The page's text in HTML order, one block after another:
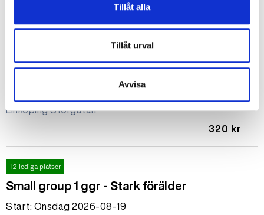
Tillåt alla
Tillåt urval
Avvisa
12 lediga platser
Small group 1 ggr - Hjärngänget!
Start: Onsdag 2026-08-19
Linköping Storgatan
320 kr
12 lediga platser
Small group 1 ggr - Stark förälder
Start: Onsdag 2026-08-19